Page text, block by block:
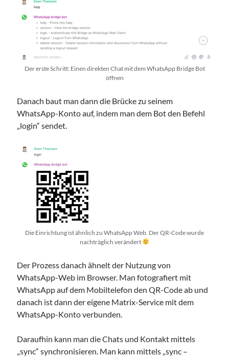
Der erste Schritt: Einen direkten Chat mit dem WhatsApp Bridge Bot
öffnen
Danach baut man dann die Brücke zu seinem
WhatsApp-Konto auf, indem man dem Bot den Befehl
„login“ sendet.
Die Einrichtung ist ähnlich zu WhatsApp Web. Der QR-Code wurde
nachträglich verändert
Der Prozess danach ähnelt der Nutzung von
WhatsApp-Web im Browser. Man fotografiert mit
WhatsApp auf dem Mobiltelefon den QR-Code ab und
danach ist dann der eigene Matrix-Service mit dem
WhatsApp-Konto verbunden.
Daraufhin kann man die Chats und Kontakt mittels
„sync“ synchronisieren. Man kann mittels „sync –